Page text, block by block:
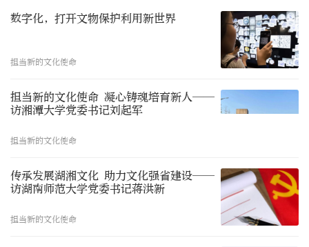
数字化，打开文物保护利用新世界
担当新的文化使命
担当新的文化使命 凝心铸魂培育新人——
访湘潭大学党委书记刘起军
担当新的文化使命
传承发展湖湘文化 助力文化强省建设——
访湖南师范大学党委书记蒋洪新
担当新的文化使命